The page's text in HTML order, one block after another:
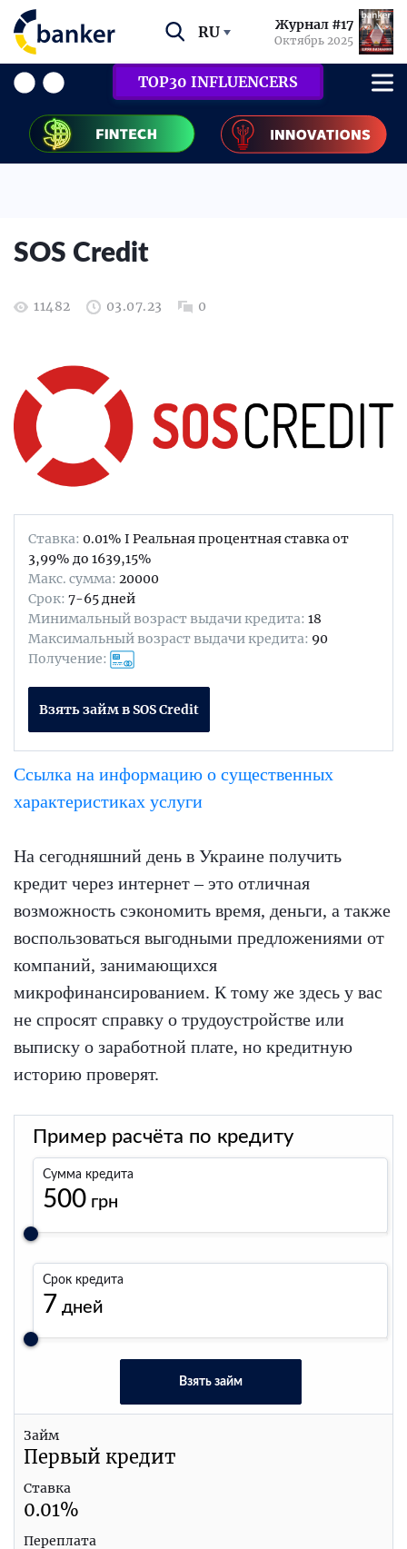
RU Журнал #17
Октябрь 2025
TOP30 INFLUENCERS
SOS Credit
11482 03.07.23 0
Ставка: 0.01% I Реальная процентная ставка от
3,99% до 1639,15%
Maкс. сумма: 20000
Срок: 7-65 дней
Минимальный возраст выдачи кредита: 18
Максимальный возраст выдачи кредита: 90
Получение:
Взять займ в SOS Credit
Ссылка на информацию о существенных
характеристиках услуги
На сегодняшний день в Украине получить
кредит через интернет – это отличная
возможность сэкономить время, деньги, а также
воспользоваться выгодными предложениями от
компаний, занимающихся
микрофинансированием. К тому же здесь у вас
не спросят справку о трудоустройстве или
выписку о заработной плате, но кредитную
историю проверят.
Пример расчёта по кредиту
Сумма кредита
500 грн
Срок кредита
7 дней
Взять займ
Займ
Первый кредит
Ставка
0.01%
Переплата